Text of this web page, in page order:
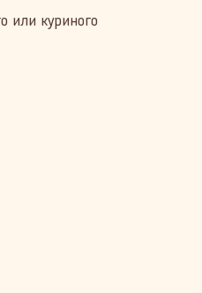
или куриного